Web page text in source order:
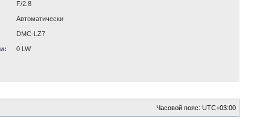
F/2.8
Автоматически
DMC-LZ7
0 LW
Часовой пояс:UTC+03:00